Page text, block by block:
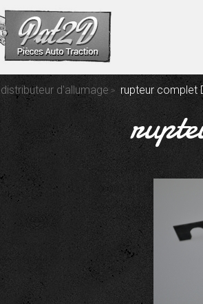
distributeur d'allumage rupteur complet